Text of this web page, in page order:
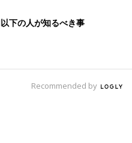
下の人が知るべき事
Recommended by